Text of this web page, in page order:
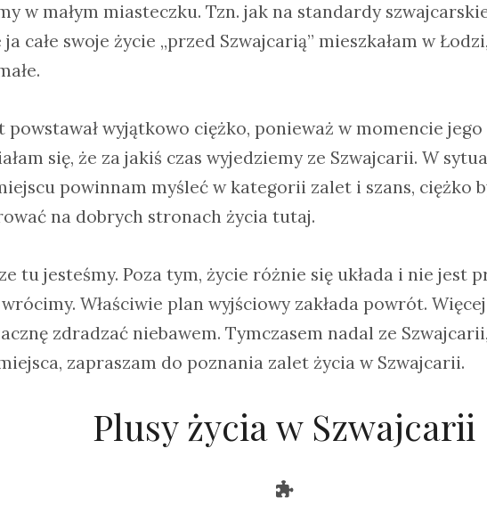
w małym miasteczku. Tzn. jak na standardy
ja całe swoje życie „przed Szwajcarią” mieszkałam w
powstawał wyjątkowo ciężko, ponieważ w momencie
się, że za jakiś czas wyjedziemy ze Szwajcarii. W
powinnam myśleć w kategorii zalet i szans, ciężko
na dobrych stronach życia tutaj.
tu jesteśmy. Poza tym, życie różnie się układa i nie jest
Właściwie plan wyjściowy zakłada powrót. Więcej
zdradzać niebawem. Tymczasem nadal ze
zapraszam do poznania zalet życia w Szwajcarii.
Plusy życia w Szwajcarii